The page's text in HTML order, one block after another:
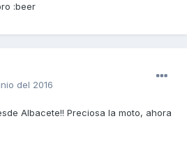
:beer
del 2016
Albacete!! Preciosa la moto, ahora